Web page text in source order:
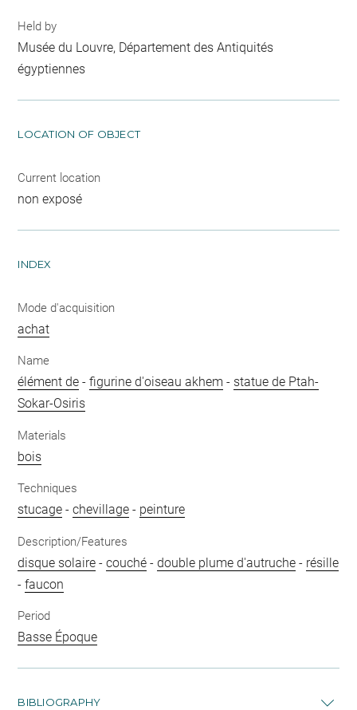
Held by
Musée du Louvre, Département des Antiquités
égyptiennes
LOCATION OF OBJECT
Current location
non exposé
INDEX
Mode d'acquisition
achat
Name
élément de -figurine d'oiseau akhem - statue de Ptah-
Sokar-Osiris
Materials
bois
Techniques
stucage -chevillage - peinture
Description/Features
disque solaire -couché -double plume d'autruche - résille
-faucon
Period
Basse Époque
BIBLIOGRAPHY